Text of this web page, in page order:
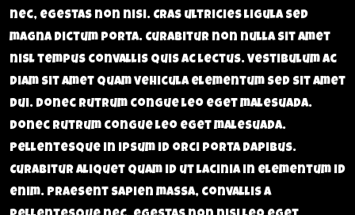
nec, egestas non nisi. Cras ultricies ligula sed
magna dictum porta. Curabitur non nulla sit amet
nisl tempus convallis quis ac lectus. Vestibulum ac
diam sit amet quam vehicula elementum sed sit amet
dui. Donec rutrum congue leo eget malesuada.
Donec rutrum congue leo eget malesuada.
Pellentesque in ipsum id orci porta dapibus.
Curabitur aliquet quam id ut lacinia in elementum id
enim. Praesent sapien massa, convallis a